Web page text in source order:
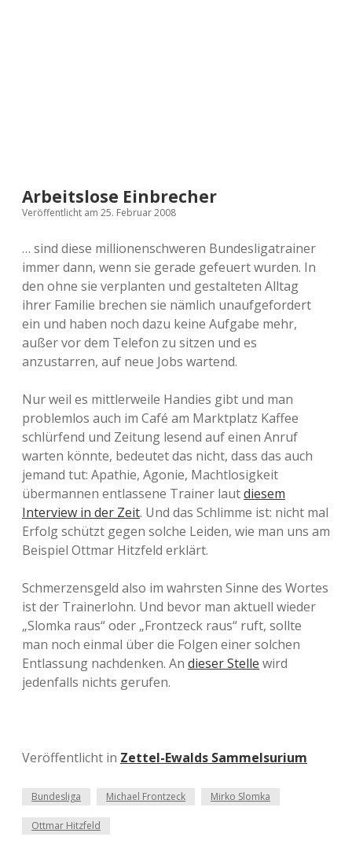
Arbeitslose Einbrecher
Veröffentlicht am 25. Februar 2008
… sind diese millionenschweren Bundesligatrainer
immer dann, wenn sie gerade gefeuert wurden. In
den ohne sie verplanten und gestalteten Alltag
ihrer Familie brechen sie nämlich unaufgefordert
ein und haben noch dazu keine Aufgabe mehr,
außer vor dem Telefon zu sitzen und es
anzustarren, auf neue Jobs wartend.
Nur weil es mittlerweile Handies gibt und man
problemlos auch im Café am Marktplatz Kaffee
schlürfend und Zeitung lesend auf einen Anruf
warten könnte, bedeutet das nicht, dass das auch
jemand tut: Apathie, Agonie, Machtlosigkeit
übermannen entlassene Trainer lautdiesem
Interview in der Zeit. Und das Schlimme ist: nicht mal
Erfolg schützt gegen solche Leiden, wie man uns am
Beispiel Ottmar Hitzfeld erklärt.
Schmerzensgeld also im wahrsten Sinne des Wortes
ist der Trainerlohn. Und bevor man aktuell wieder
„Slomka raus“ oder „Frontzeck raus“ ruft, sollte
man noch einmal über die Folgen einer solchen
Entlassung nachdenken. An dieser Stelle wird
jedenfalls nichts gerufen.
Veröffentlicht in Zettel-Ewalds Sammelsurium
Bundesliga Michael Frontzeck Mirko Slomka
Ottmar Hitzfeld